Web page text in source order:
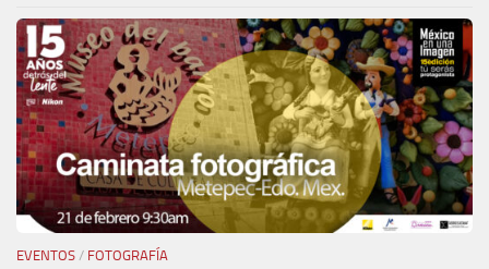
EVENTOS / FOTOGRAFÍA